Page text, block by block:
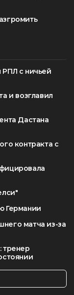
с ничьей
и возглавил
Дастана
контракта с
Германии
матча из-за
тренер